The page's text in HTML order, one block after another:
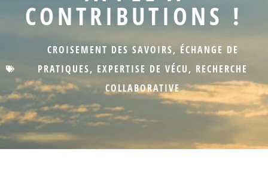
CONTRIBUTIONS !
CROISEMENT DES SAVOIRS, ÉCHANGE DE
PRATIQUES, EXPERTISE DE VÉCU, RECHERCHE
COLLABORATIVE